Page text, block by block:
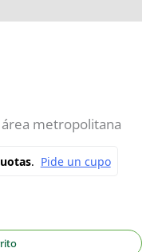
metropolitana